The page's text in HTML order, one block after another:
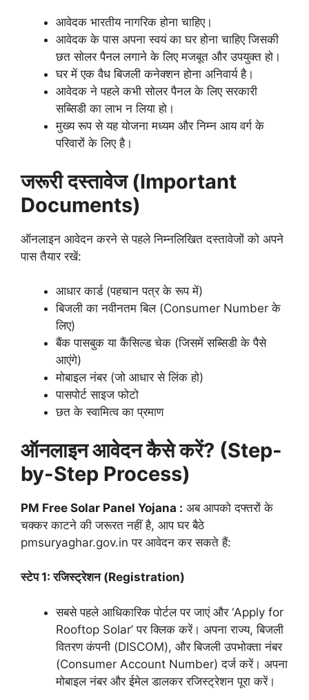
आवेदक भारतीय नागरिक होना चाहिए।
आवेदक के पास अपना स्वयं का घर होना चाहिए जिसकी
छत सोलर पैनल लगाने के लिए मजबूत और उपयुक्त हो।
घर में एक वैध बिजली कनेक्शन होना अनिवार्य है।
आवेदक ने पहले कभी सोलर पैनल के लिए सरकारी
सब्सिडी का लाभ न लिया हो।
मुख्य रूप से यह योजना मध्यम और निम्न आय वर्ग के
परिवारों के लिए है।
जरूरी दस्तावेज (Important
Documents)
ऑनलाइन आवेदन करने से पहले निम्नलिखित दस्तावेजों को अपने
पास तैयार रखें:
आधार कार्ड (पहचान पत्र के रूप में)
बिजली का नवीनतम बिल (Consumer Number के
लिए)
बैंक पासबुक या कैंसिल्ड चेक (जिसमें सब्सिडी के पैसे
आएंगे)
मोबाइल नंबर (जो आधार से लिंक हो)
पासपोर्ट साइज फोटो
छत के स्वामित्व का प्रमाण
ऑनलाइन आवेदन कैसे करें? (Step-
by-Step Process)
PM Free Solar Panel Yojana : अब आपको दफ्तरों के
चक्कर काटने की जरूरत नहीं है, आप घर बैठे
pmsuryaghar.gov.in पर आवेदन कर सकते हैं:
स्टेप 1: रजिस्ट्रेशन (Registration)
सबसे पहले आधिकारिक पोर्टल पर जाएं और ‘Apply for
Rooftop Solar’ पर क्लिक करें। अपना राज्य, बिजली
वितरण कंपनी (DISCOM), और बिजली उपभोक्ता नंबर
(Consumer Account Number) दर्ज करें। अपना
मोबाइल नंबर और ईमेल डालकर रजिस्ट्रेशन पूरा करें।